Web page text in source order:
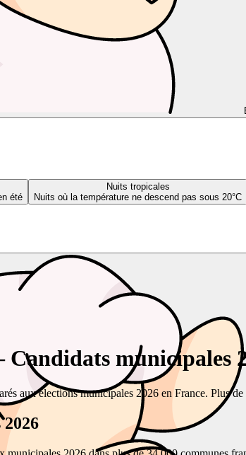
été
Nuits tropicales
Nuits où la température ne descend pas sous 20°C
municipales
aux élections municipales 2026 en France. Plus